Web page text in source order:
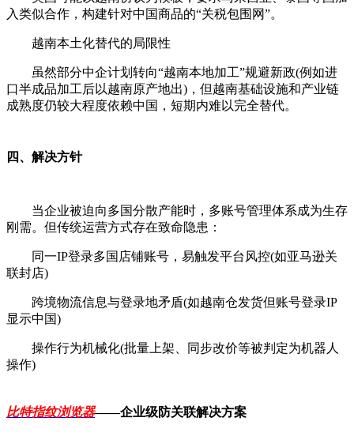
入类似合作，构建针对中国商品的“关税包围网”。
越南本土化替代的局限性
虽然部分中企计划转向“越南本地加工”规避新政(例如进
口半成品加工后以越南原产地出)，但越南基础设施和产业链
成熟度仍较大程度依赖中国，短期内难以完全替代。
四、解决方针
当企业被迫向多国分散产能时，多账号管理体系成为生存
刚需。但传统运营方式存在致命隐患：
同一IP登录多国店铺账号，易触发平台风控(如亚马逊关
联封店)
跨境物流信息与登录地矛盾(如越南仓发货但账号登录IP
显示中国)
操作行为机械化(批量上架、同步改价等被判定为机器人
操作)
比特指纹浏览器——企业级防关联解决方案